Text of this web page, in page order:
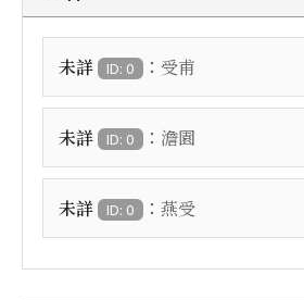
未詳 ID: 0 ： 受甫
未詳 ID: 0 ： 澹園
未詳 ID: 0 ： 燕受